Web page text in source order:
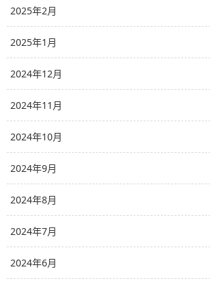
2025年2月
2025年1月
2024年12月
2024年11月
2024年10月
2024年9月
2024年8月
2024年7月
2024年6月